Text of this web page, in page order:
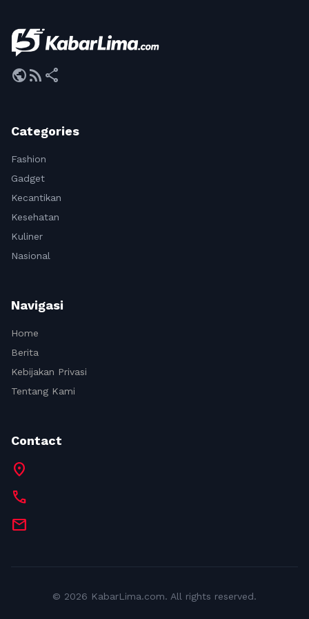
publicrss_feed share
Categories
Fashion
Gadget
Kecantikan
Kesehatan
Kuliner
Nasional
Navigasi
Home
Berita
Kebijakan Privasi
Tentang Kami
Contact
location_on
call
mail
© 2026 KabarLima.com. All rights reserved.